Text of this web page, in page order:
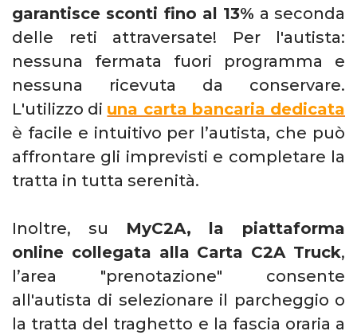
garantisce sconti fino al 13% a seconda
delle reti attraversate! Per l'autista:
nessuna fermata fuori programma e
nessuna ricevuta da conservare.
L'utilizzo di una carta bancaria dedicata
è facile e intuitivo per l’autista, che può
affrontare gli imprevisti e completare la
tratta in tutta serenità.
Inoltre, su
MyC2A, la piattaforma
online collegata alla Carta C2A Truck,
l’area "prenotazione" consente
all'autista di selezionare il parcheggio o
la tratta del traghetto e la fascia oraria a